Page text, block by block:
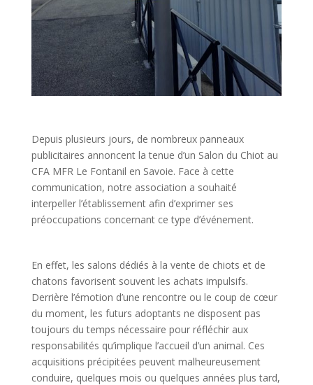
Depuis plusieurs jours, de nombreux panneaux
publicitaires annoncent la tenue d’un Salon du Chiot au
CFA MFR Le Fontanil en Savoie. Face à cette
communication, notre association a souhaité
interpeller l’établissement afin d’exprimer ses
préoccupations concernant ce type d’événement.
En effet, les salons dédiés à la vente de chiots et de
chatons favorisent souvent les achats impulsifs.
Derrière l’émotion d’une rencontre ou le coup de cœur
du moment, les futurs adoptants ne disposent pas
toujours du temps nécessaire pour réfléchir aux
responsabilités qu’implique l’accueil d’un animal. Ces
acquisitions précipitées peuvent malheureusement
conduire, quelques mois ou quelques années plus tard,